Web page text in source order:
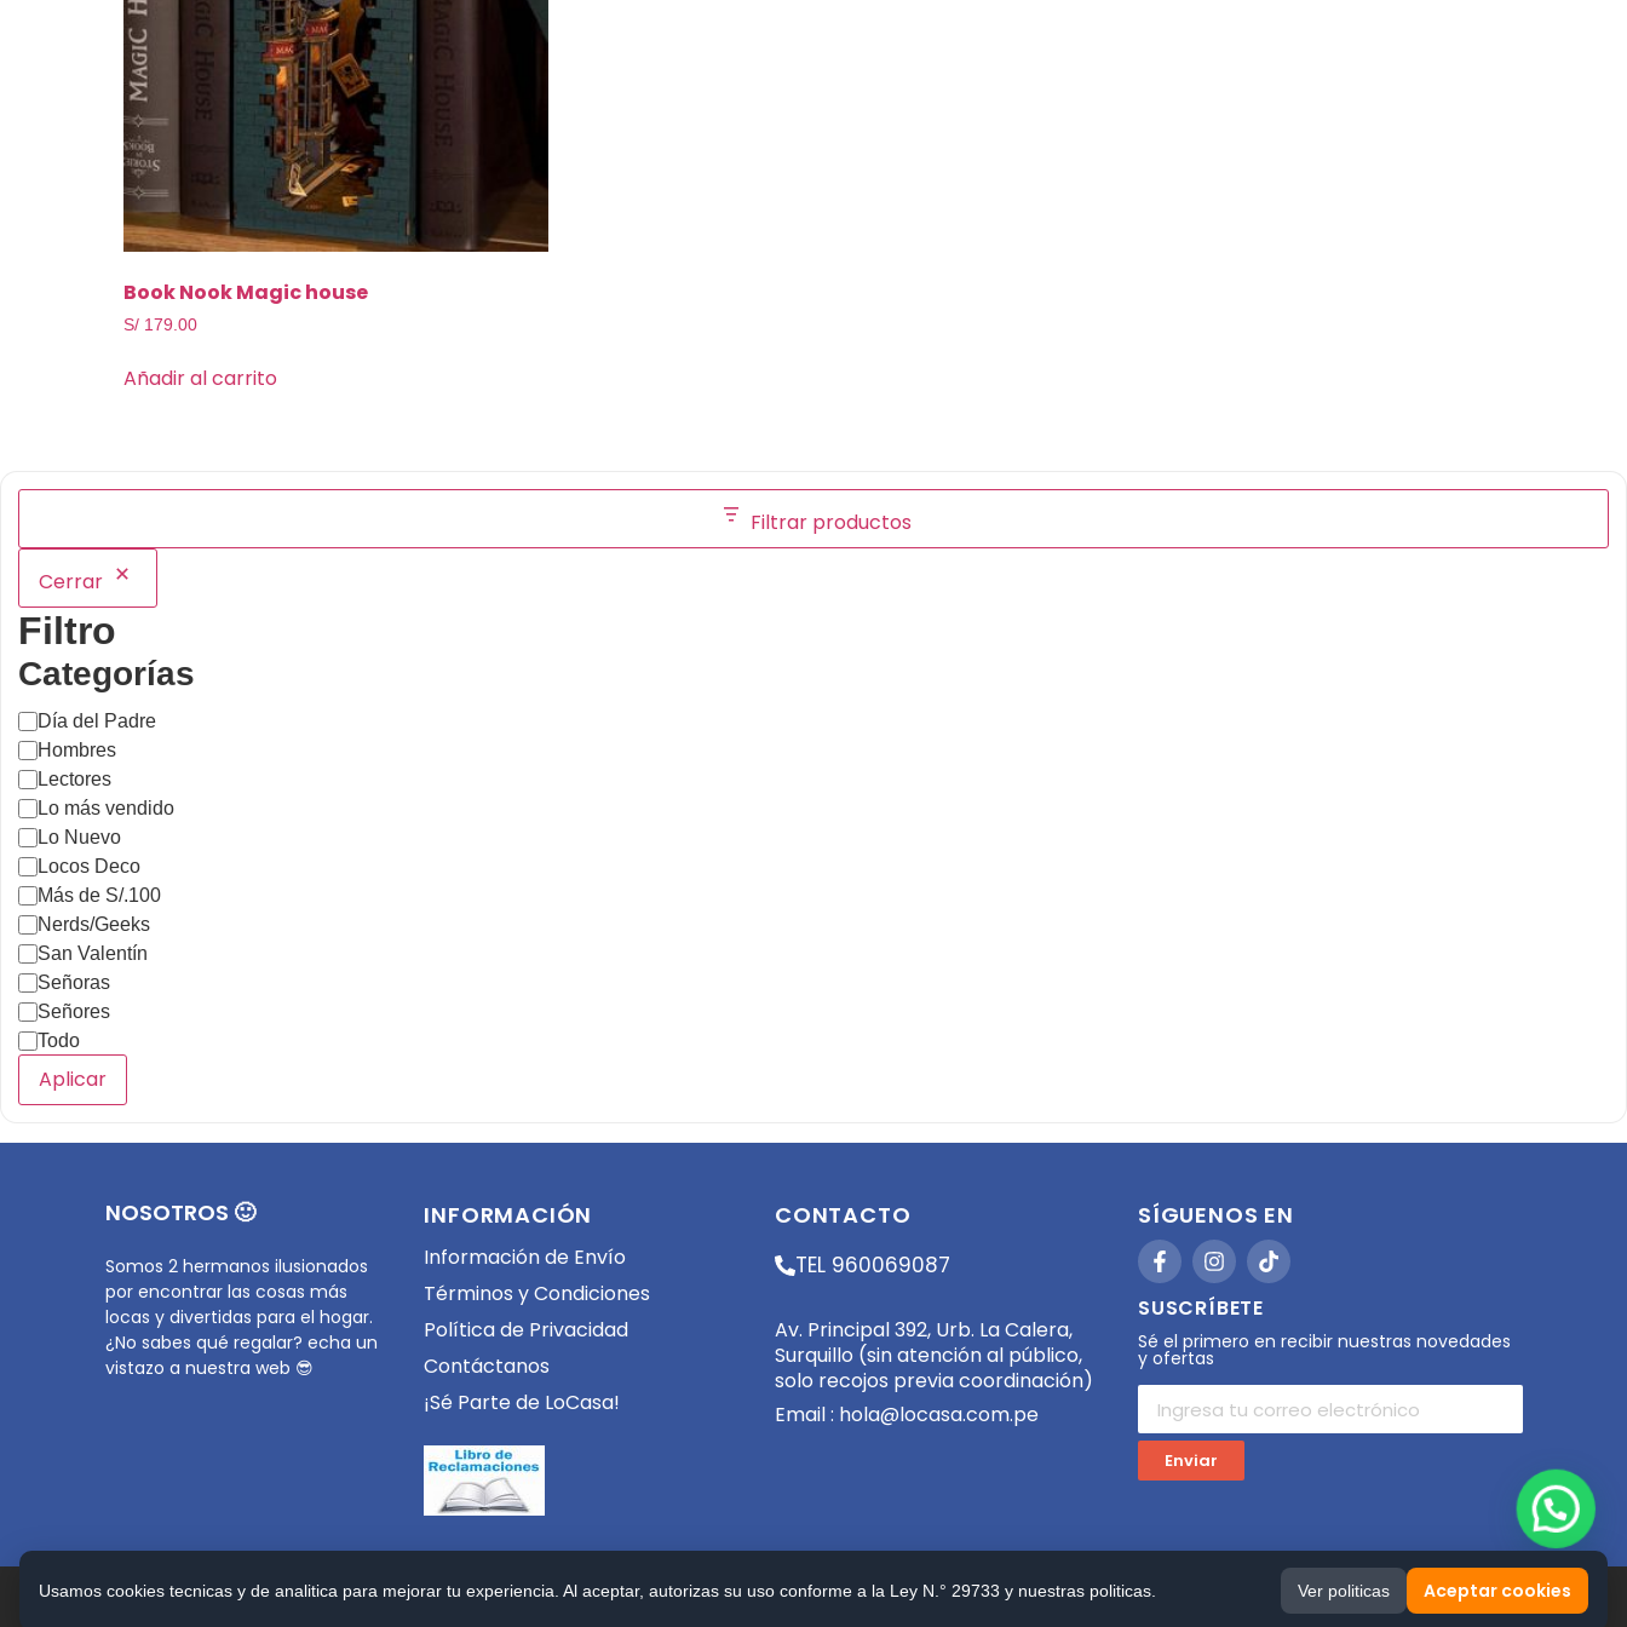
Book Nook Magic house
S/ 179.00
Añadir al carrito
Filtrar productos
Cerrar
Filtro
Categorías
Día del Padre
Hombres
Lectores
Lo más vendido
Lo Nuevo
Locos Deco
Más de S/.100
Nerds/Geeks
San Valentín
Señoras
Señores
Todo
Aplicar
NOSOTROS 🙂
Somos 2 hermanos ilusionados
por encontrar las cosas más
locas y divertidas para el hogar.
¿No sabes qué regalar? echa un
vistazo a nuestra web 😎
INFORMACIÓN
Información de Envío
Términos y Condiciones
Política de Privacidad
Contáctanos
¡Sé Parte de LoCasa!
CONTACTO
TEL 960069087
Av. Principal 392, Urb. La Calera,
Surquillo (sin atención al público,
solo recojos previa coordinación)
Email : hola@locasa.com.pe
SÍGUENOS EN
SUSCRÍBETE
Sé el primero en recibir nuestras novedades
y ofertas
Enviar
Copyright © 2026 LOCASA. Todos los Derechos Reservados. Powered byFerVilela Digital Consulting
Usamos cookies tecnicas y de analitica para mejorar tu experiencia. Al aceptar, autorizas su uso conforme a la Ley N.° 29733 y nuestras politicas. Ver politicas Aceptar cookies